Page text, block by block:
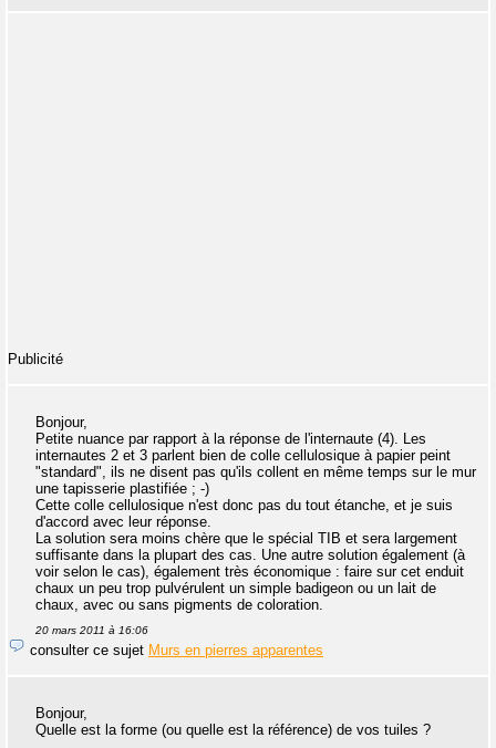
Publicité
Bonjour,
Petite nuance par rapport à la réponse de l'internaute (4). Les
internautes 2 et 3 parlent bien de colle cellulosique à papier peint
"standard", ils ne disent pas qu'ils collent en même temps sur le mur
une tapisserie plastifiée ; -)
Cette colle cellulosique n'est donc pas du tout étanche, et je suis
d'accord avec leur réponse.
La solution sera moins chère que le spécial TIB et sera largement
suffisante dans la plupart des cas. Une autre solution également (à
voir selon le cas), également très économique : faire sur cet enduit
chaux un peu trop pulvérulent un simple badigeon ou un lait de
chaux, avec ou sans pigments de coloration.
20 mars 2011 à 16:06
consulter ce sujet Murs en pierres apparentes
Bonjour,
Quelle est la forme (ou quelle est la référence) de vos tuiles ?